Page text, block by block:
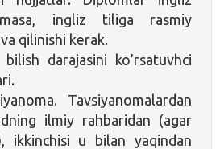
ingliz tiliga rasmiy
qilinishi kerak.
darajasini ko’rsatuvhci
Tavsiyanomalardan
ilmiy rahbaridan (agar
ikkinchisi u bilan yaqindan